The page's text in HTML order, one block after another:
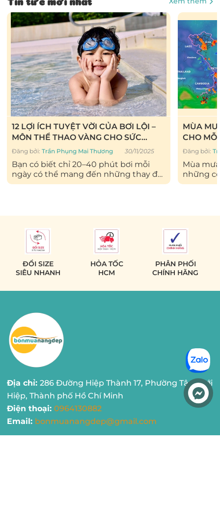
12 LỢI ÍCH TUYỆT VỜI CỦA BƠI LỘI –
MÔN THỂ THAO VÀNG CHO SỨC
KHỎE & TINH THẦN
Đăng bởi: Trần Phụng Mai Thương 30/11/2025
Bạn có biết chỉ 20–40 phút bơi mỗi
ngày có thể mang đến những thay đổi
khó tin cho cơ...
MÙA
CHO
NĂNG
Đăng bởi:
Mùa
những
ngập
ĐỔI SIZE
SIÊU NHANH
HỎA TỐC
HCM
PHÂN PHỐI
CHÍNH HÃNG
Địa chỉ: 286 Đường Hiệp Thành 17, Phường Tân Thới
Hiệp, Thành phố Hồ Chí Minh
Điện thoại: 0964130882
Email: bonmuanangdep@gmail.com
Liên hệ